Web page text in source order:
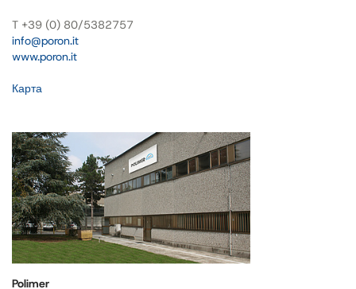
T +39 (0) 80/5382757
info@poron.it
www.poron.it
Карта
Polimer